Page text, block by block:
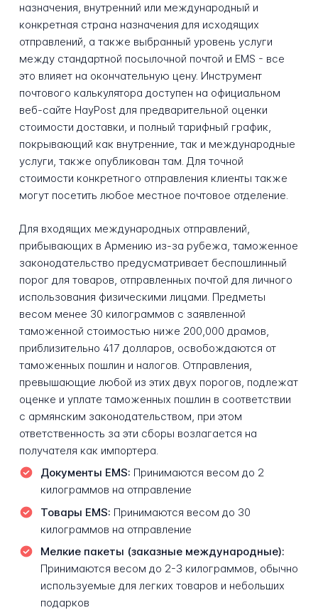
назначения, внутренний или международный и
конкретная страна назначения для исходящих
отправлений, а также выбранный уровень услуги
между стандартной посылочной почтой и EMS - все
это влияет на окончательную цену. Инструмент
почтового калькулятора доступен на официальном
веб-сайте HayPost для предварительной оценки
стоимости доставки, и полный тарифный график,
покрывающий как внутренние, так и международные
услуги, также опубликован там. Для точной
стоимости конкретного отправления клиенты также
могут посетить любое местное почтовое отделение.
Для входящих международных отправлений,
прибывающих в Армению из-за рубежа, таможенное
законодательство предусматривает беспошлинный
порог для товаров, отправленных почтой для личного
использования физическими лицами. Предметы
весом менее 30 килограммов с заявленной
таможенной стоимостью ниже 200,000 драмов,
приблизительно 417 долларов, освобождаются от
таможенных пошлин и налогов. Отправления,
превышающие любой из этих двух порогов, подлежат
оценке и уплате таможенных пошлин в соответствии
с армянским законодательством, при этом
ответственность за эти сборы возлагается на
получателя как импортера.
Документы EMS: Принимаются весом до 2
килограммов на отправление
Товары EMS: Принимаются весом до 30
килограммов на отправление
Мелкие пакеты (заказные международные):
Принимаются весом до 2-3 килограммов, обычно
используемые для легких товаров и небольших
подарков